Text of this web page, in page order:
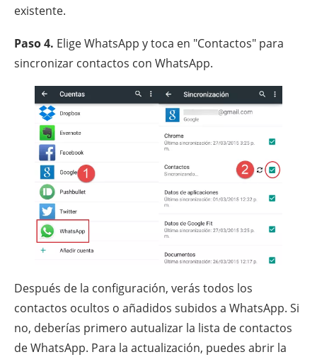
existente.
Paso 4. Elige WhatsApp y toca en "Contactos" para
sincronizar contactos con WhatsApp.
Después de la configuración, verás todos los
contactos ocultos o añadidos subidos a WhatsApp. Si
no, deberías primero autualizar la lista de contactos
de WhatsApp. Para la actualización, puedes abrir la